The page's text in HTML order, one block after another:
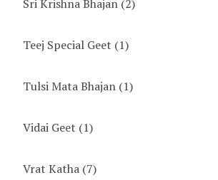
Sri Krishna Bhajan (2)
Teej Special Geet (1)
Tulsi Mata Bhajan (1)
Vidai Geet (1)
Vrat Katha (7)